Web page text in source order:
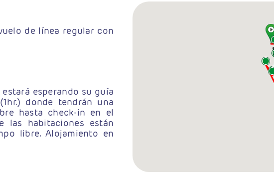
de línea regular con
esperando su guía
donde tendrán una
hasta check-in en el
las habitaciones están
libre. Alojamiento en